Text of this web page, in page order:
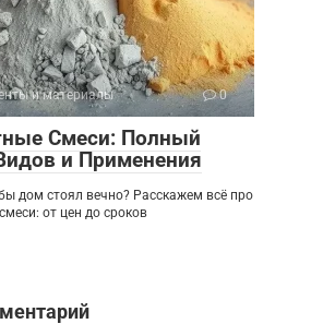
и материалы 0
Смеси: Полный
и Применения
дом стоял вечно? Расскажем всё про
от цен до сроков